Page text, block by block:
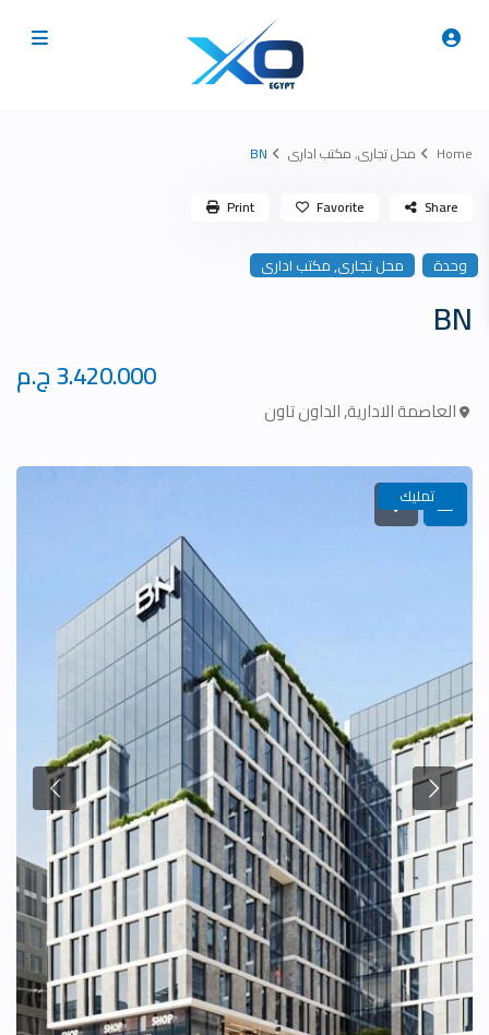
Home محل تجارى,مكتب ادارى BN
وحدة محل تجارى,مكتب ادارى
BN
العاصمة الادارية,الداون تاون
Share
Favorite
Print
تمليك